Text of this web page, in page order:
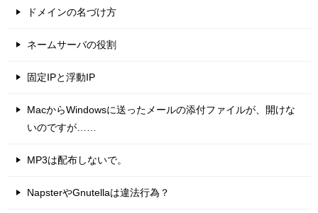
ドメインの名づけ方
ネームサーバの役割
固定IPと浮動IP
MacからWindowsに送ったメールの添付ファイルが、開けな
いのですが……
MP3は配布しないで。
NapsterやGnutellaは違法行為？